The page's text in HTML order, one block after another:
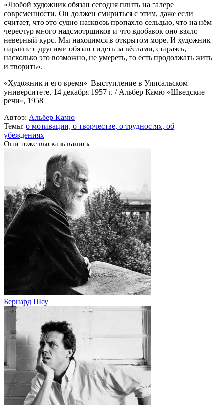
«Любой художник обязан сегодня плыть на галере
современности. Он должен смириться с этим, даже если
считает, что это судно насквозь пропахло сельдью, что на нём
чересчур много надсмотрщиков и что вдобавок оно взяло
неверный курс. Мы находимся в открытом море. И художник
наравне с другими обязан сидеть за вёслами, стараясь,
насколько это возможно, не умереть, то есть продолжать жить
и творить».
«Художник и его время». Выступление в Уппсальском
университете, 14 декабря 1957 г. / Альбер Камю «Шведские
речи», 1958
Автор: Альбер Камю
Темы: о мотивации, о творчестве, о трудностях, об
убеждениях
Они тоже высказывались
Бернард Шоу